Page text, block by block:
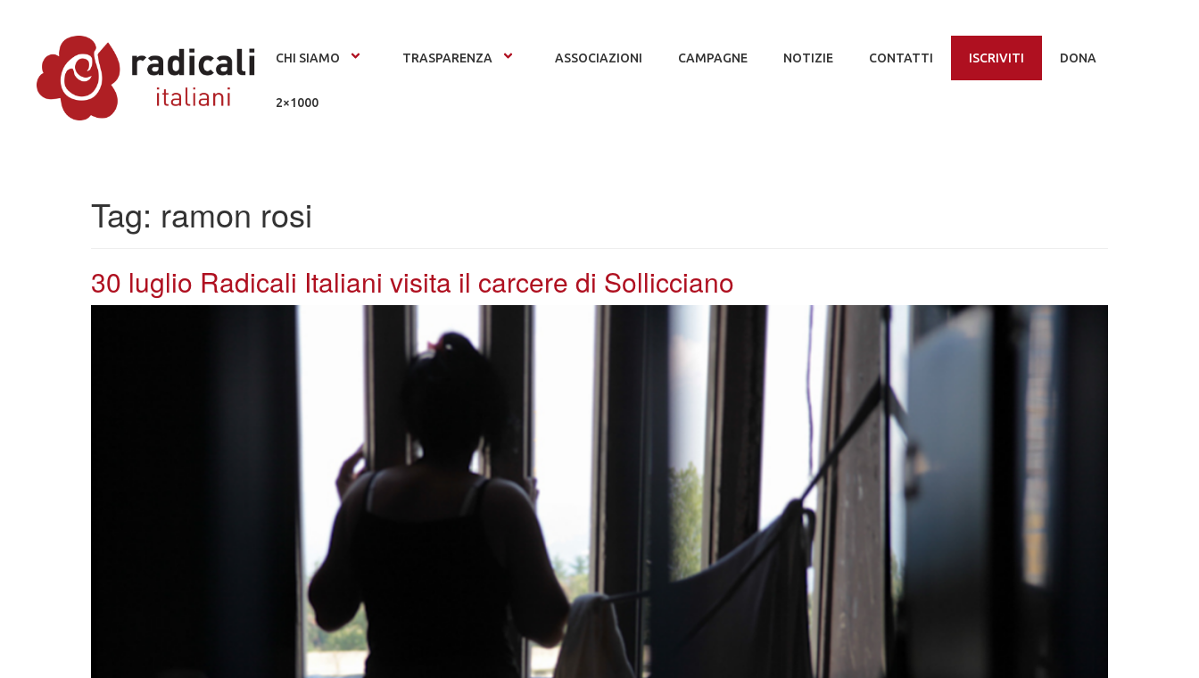
CHI SIAMO TRASPARENZA ASSOCIAZIONI CAMPAGNE NOTIZIE CONTATTI ISCRIVITI DONA
2×1000
Tag: ramon rosi
30 luglio Radicali Italiani visita il carcere di Sollicciano